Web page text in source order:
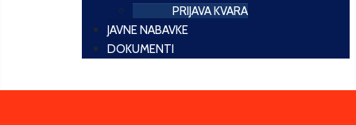
PRIJAVA KVARA
JAVNE NABAVKE
DOKUMENTI